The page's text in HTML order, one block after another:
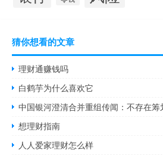
猜你想看的文章
理财通赚钱吗
白鹤芋为什么喜欢它
中国银河澄清合并重组传闻：不存在
想理财指南
人人爱家理财怎么样